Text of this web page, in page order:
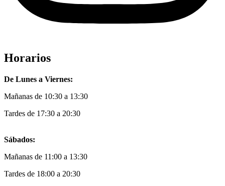
Horarios
De Lunes a Viernes:
Mañanas de 10:30 a 13:30
Tardes de 17:30 a 20:30
Sábados:
Mañanas de 11:00 a 13:30
Tardes de 18:00 a 20:30